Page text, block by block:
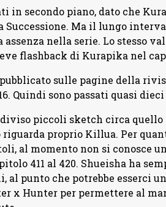
in secondo piano, dato che
Successione. Ma il lungo
assenza nella serie. Lo stesso
flashback di Kurapika nel
sulle pagine della
Quindi sono passati quasi
piccoli sketch circa quello
proprio Killua. Per
al momento non si conosce
411 al 420. Shueisha ha
al punto che potrebbe esserci
x Hunter per permettere al